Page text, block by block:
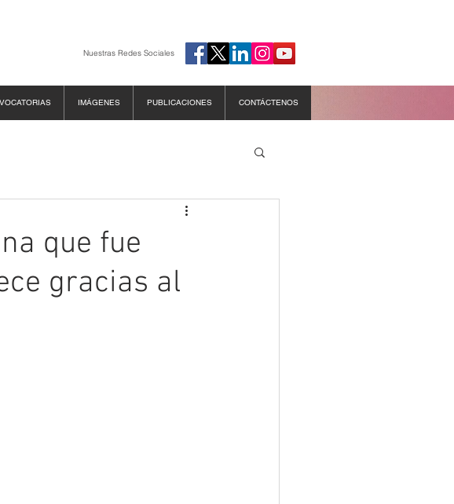
Nuestras Redes Sociales
que fue
gracias al
IMÁGENES PUBLICACIONES CONTÁCTENOS